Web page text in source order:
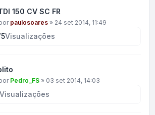
150 CV SC FR
paulosoares » 24 set 2014, 11:49
Visualizações
Pedro_FS » 03 set 2014, 14:03
Visualizações